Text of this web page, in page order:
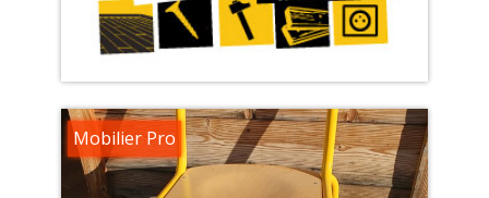
Mobilier Pro